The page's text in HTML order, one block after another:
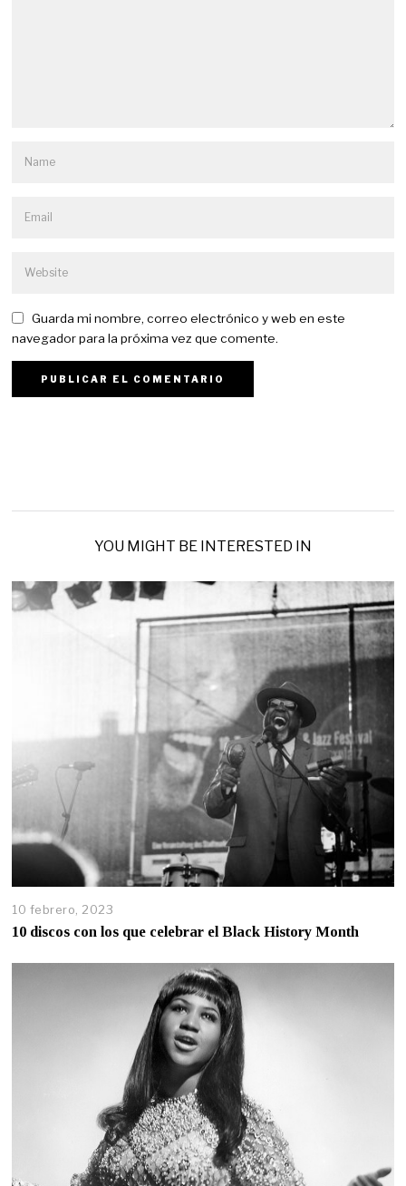
Guarda mi nombre, correo electrónico y web en este
navegador para la próxima vez que comente.
YOU MIGHT BE INTERESTED IN
10 febrero, 2023
10 discos con los que celebrar el Black History Month